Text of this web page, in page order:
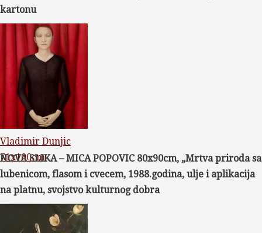
kartonu
Vladimir Dunjic
71x100cm
NOVA SLIKA – MICA POPOVIC 80x90cm, „Mrtva priroda sa
lubenicom, flasom i cvecem, 1988.godina, ulje i aplikacija
na platnu, svojstvo kulturnog dobra